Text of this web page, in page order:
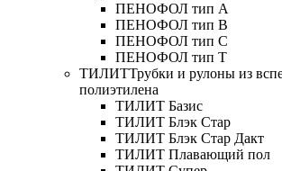
ПЕНОФОЛ тип А
ПЕНОФОЛ тип B
ПЕНОФОЛ тип C
ПЕНОФОЛ тип T
ТИЛИТТрубки и рулоны из
полиэтилена
ТИЛИТ Базис
ТИЛИТ Блэк Стар
ТИЛИТ Блэк Стар Дакт
ТИЛИТ Плавающий пол